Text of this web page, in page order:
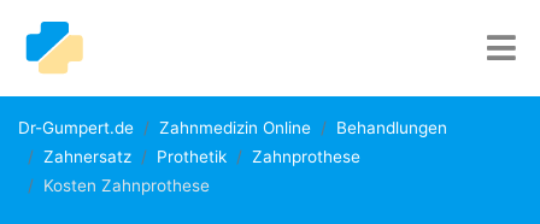
Dr-Gumpert.de Zahnmedizin Online
Behandlungen
Zahnersatz
Prothetik
Zahnprothese
Kosten Zahnprothese